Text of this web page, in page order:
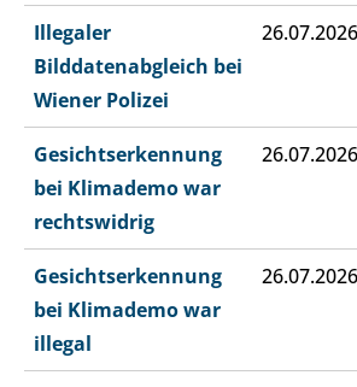
Illegaler
Bilddatenabgleich bei
Wiener Polizei
26.07.2026
Gesichtserkennung
bei Klimademo war
rechtswidrig
26.07.2026
Gesichtserkennung
bei Klimademo war
illegal
26.07.2026